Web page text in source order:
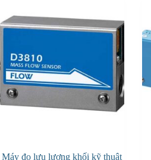
Máy đo lưu lượng khối kỹ thuật